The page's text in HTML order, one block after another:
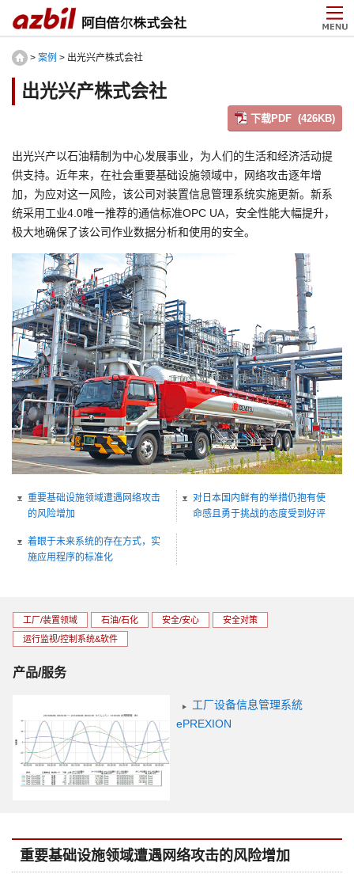
> 案例 > 出光兴产株式会社
出光兴产株式会社
下载PDF (426KB)
出光兴产以石油精制为中心发展事业，为人们的生活和经济活动提
供支持。近年来，在社会重要基础设施领域中，网络攻击逐年增
加，为应对这一风险，该公司对装置信息管理系统实施更新。新系
统采用工业4.0唯一推荐的通信标准OPC UA，安全性能大幅提升，
极大地确保了该公司作业数据分析和使用的安全。
重要基础设施领域遭遇网络攻击
的风险增加
对日本国内鲜有的举措仍抱有使
命感且勇于挑战的态度受到好评
着眼于未来系统的存在方式，实
施应用程序的标准化
工厂/装置领域 石油/石化 安全/安心
安全对策
运行监视/控制系统&软件
产品/服务
工厂设备信息管理系統
ePREXION
重要基础设施领域遭遇网络攻击的风险增加